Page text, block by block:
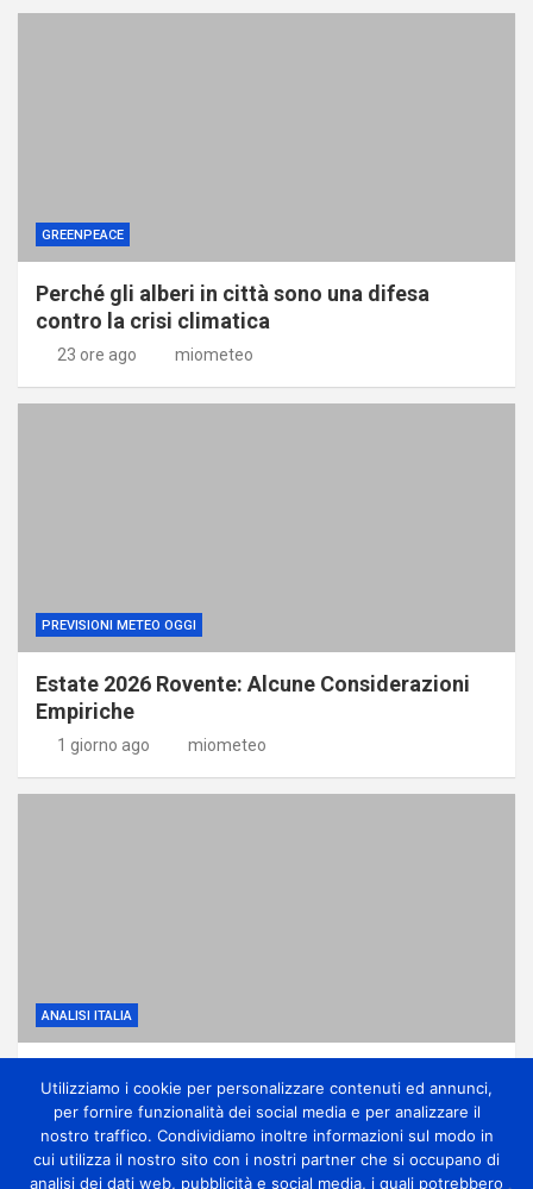
GREENPEACE
Perché gli alberi in città sono una difesa
contro la crisi climatica
23 ore ago miometeo
PREVISIONI METEO OGGI
Estate 2026 Rovente: Alcune Considerazioni
Empiriche
1 giorno ago miometeo
ANALISI ITALIA
qualche temporale di calore
2 giorni ago miometeo
Utilizziamo i cookie per personalizzare contenuti ed annunci,
per fornire funzionalità dei social media e per analizzare il
nostro traffico. Condividiamo inoltre informazioni sul modo in
cui utilizza il nostro sito con i nostri partner che si occupano di
analisi dei dati web, pubblicità e social media, i quali potrebbero